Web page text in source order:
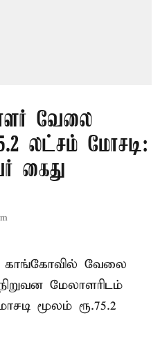
வேலை
லட்சம் மோசடி:
கைது
காங்கோவில் வேலை
மேலாளரிடம்
மூலம் ரூ.75.2